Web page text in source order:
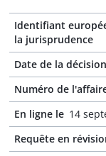
Identifiant
la jurisprudence
Date de la décision
Numéro de
En ligne le 14
Requête en